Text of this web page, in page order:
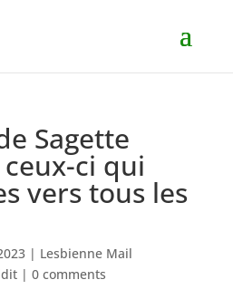
Sagette
ci qui
vers tous les
| Lesbienne Mail
| 0 comments